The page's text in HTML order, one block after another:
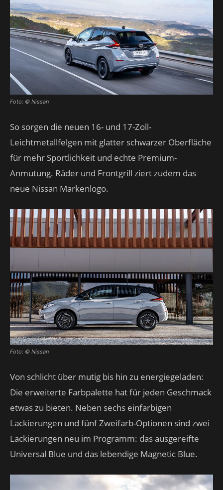
Foto: © Nissan
So sorgen die neuen 16- und 17-Zoll-
Leichtmetallfelgen mit glatter schwarzer Oberfläche
für mehr Sportlichkeit und echte Premium-
Anmutung. Räder und Frontgrill ziert zudem das
neue Nissan Markenlogo.
Foto: © Nissan
Von schlicht über mutig bis hin zu energiegeladen:
Die erweiterte Farbpalette hat für jeden Geschmack
etwas zu bieten. Neben sechs einfarbigen
Lackierungen und fünf Zweifarb-Optionen sind zwei
Lackierungen neu im Programm: das ausgereifte
Universal Blue und das lebendige Magnetic Blue.